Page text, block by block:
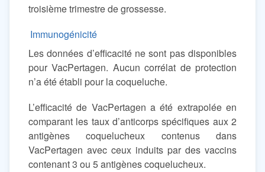
troisième trimestre de grossesse.
Immunogénicité
Les données d’efficacité ne sont pas disponibles
pour VacPertagen. Aucun corrélat de protection
n’a été établi pour la coqueluche.
L’efficacité de VacPertagen a été extrapolée en
comparant les taux d’anticorps spécifiques aux 2
antigènes coquelucheux contenus dans
VacPertagen avec ceux induits par des vaccins
contenant 3 ou 5 antigènes coquelucheux.